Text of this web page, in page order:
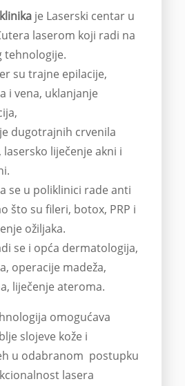
je Laserski centar u
laserom koji radi na
tehnologije.
su trajne epilacije,
i vena, uklanjanje
dugotrajnih crvenila
lasersko liječenje akni i
se u poliklinici rade anti
što su fileri, botox, PRP i
ožiljaka.
se i opća dermatologija,
operacije madeža,
liječenje ateroma.
omogućava
slojeve kože i
u odabranom postupku
lasera